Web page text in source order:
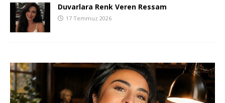
Duvarlara Renk Veren Ressam
17 Temmuz 2026